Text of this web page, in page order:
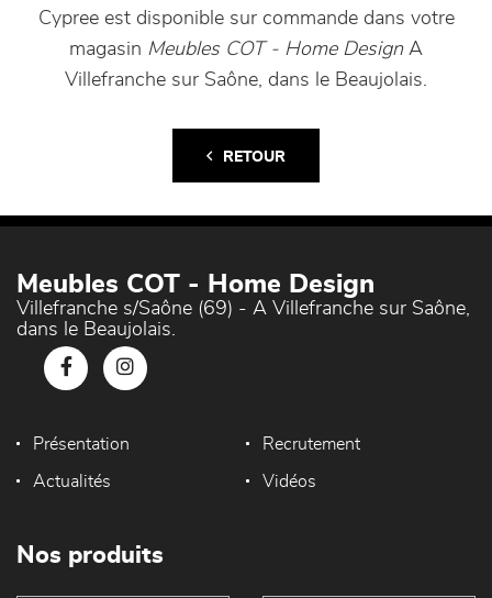
Cypree est disponible sur commande dans votre
magasin Meubles COT - Home DesignA
Villefranche sur Saône, dans le Beaujolais.
RETOUR
Meubles COT - Home Design
Villefranche s/Saône (69) - A Villefranche sur Saône,
dans le Beaujolais.
Présentation Recrutement
Actualités Vidéos
Nos produits